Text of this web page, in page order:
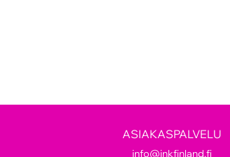
ASIAKASPALVELU
info@inkfinland.fi